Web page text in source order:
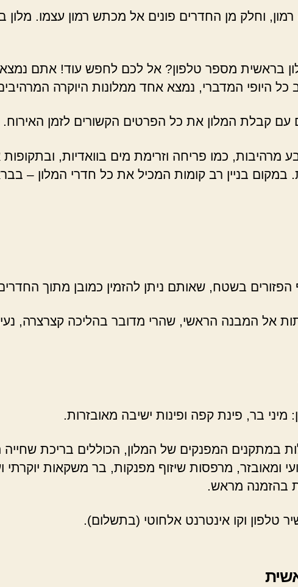
וחלק מן החדרים פונים אל מכתש רמון עצמו. מלון
בראשית מספר טלפון? אל לכם לחפש עוד! אתם
כל היופי המדברי, נמצא אחד ממלונות היוקרה
קבלת המלון את כל הפרטים הקשורים לזמן האירוח.
כמו פריחה וזרימת מים בוואדיות, ובתקופות
במקום בניין רב קומות המכיל את כל חדרי המלון –
בשטח, שאותם ניתן להזמין כמובן מתוך
אל המבנה הראשי, שהרי מדובר בהליכה קצרצרה,
מיני בר, פינת קפה ופינות ישיבה מאובזרות.
במתקנים המפנקים של המלון, הכוללים בריכת
מרפסות שיזוף מפנקות, בר משקאות יוקרתי
בהזמנה מראש.
טלפון וקו אינטרנט אלחוטי (בתשלום).